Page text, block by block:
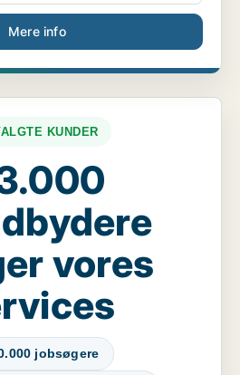
Mere info
KUNDER
vores
jobsøgere